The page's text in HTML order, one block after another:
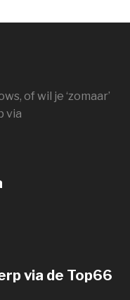
of wil je ‘zomaar’
via
via de Top66